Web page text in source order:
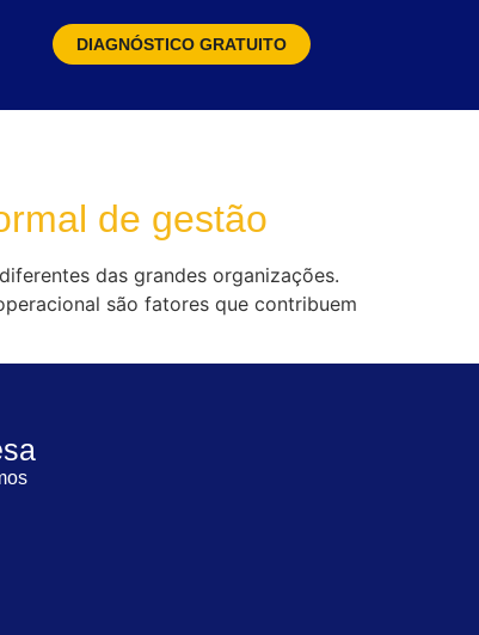
DIAGNÓSTICO GRATUITO
de gestão
das grandes organizações.
são fatores que contribuem